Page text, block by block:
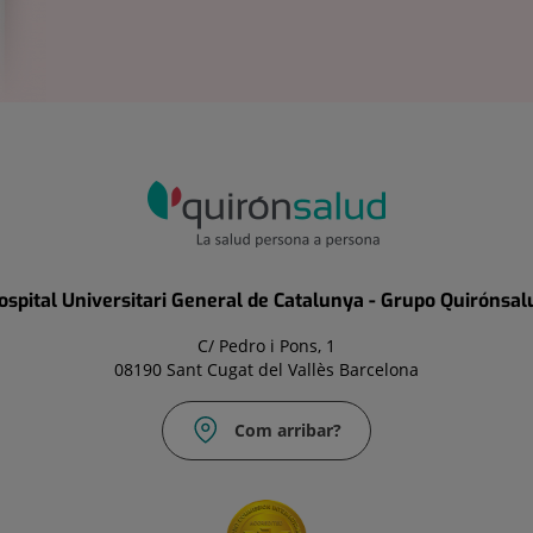
Universitari General de Catalunya - Grupo
C/ Pedro i Pons, 1
08190 Sant Cugat del Vallès Barcelona
Com arribar?